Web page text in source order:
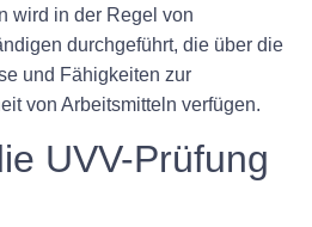
wird in der Regel von
durchgeführt, die über die
und Fähigkeiten zur
von Arbeitsmitteln verfügen.
UVV-Prüfung